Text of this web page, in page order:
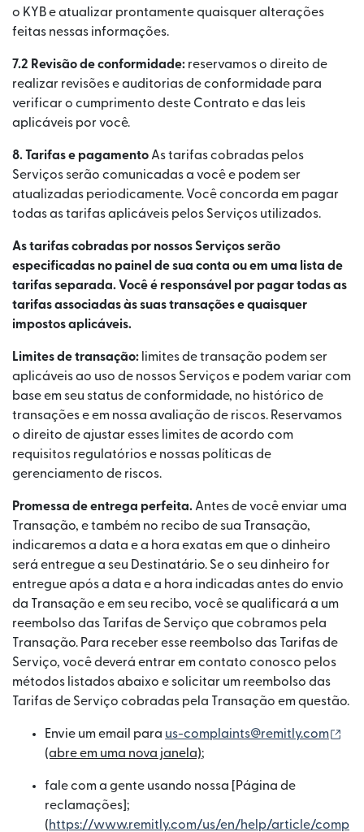
o KYB e atualizar prontamente quaisquer alterações
feitas nessas informações.
7.2 Revisão de conformidade: reservamos o direito de
realizar revisões e auditorias de conformidade para
verificar o cumprimento deste Contrato e das leis
aplicáveis por você.
8. Tarifas e pagamento As tarifas cobradas pelos
Serviços serão comunicadas a você e podem ser
atualizadas periodicamente. Você concorda em pagar
todas as tarifas aplicáveis pelos Serviços utilizados.
As tarifas cobradas por nossos Serviços serão
especificadas no painel de sua conta ou em uma lista de
tarifas separada. Você é responsável por pagar todas as
tarifas associadas às suas transações e quaisquer
impostos aplicáveis.
Limites de transação: limites de transação podem ser
aplicáveis ao uso de nossos Serviços e podem variar com
base em seu status de conformidade, no histórico de
transações e em nossa avaliação de riscos. Reservamos
o direito de ajustar esses limites de acordo com
requisitos regulatórios e nossas políticas de
gerenciamento de riscos.
Promessa de entrega perfeita. Antes de você enviar uma
Transação, e também no recibo de sua Transação,
indicaremos a data e a hora exatas em que o dinheiro
será entregue a seu Destinatário. Se o seu dinheiro for
entregue após a data e a hora indicadas antes do envio
da Transação e em seu recibo, você se qualificará a um
reembolso das Tarifas de Serviço que cobramos pela
Transação. Para receber esse reembolso das Tarifas de
Serviço, você deverá entrar em contato conosco pelos
métodos listados abaixo e solicitar um reembolso das
Tarifas de Serviço cobradas pela Transação em questão.
Envie um email para us-complaints@remitly.com
(abre em uma nova janela);
fale com a gente usando nossa [Página de
reclamações];
(https://www.remitly.com/us/en/help/article/comp